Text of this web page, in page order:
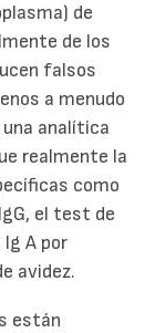
de
de los
falsos
a menudo
analítica
realmente la
como
el test de
A por
avidez.
están